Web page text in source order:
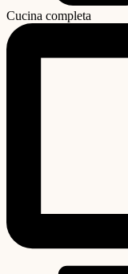
Cucina completa